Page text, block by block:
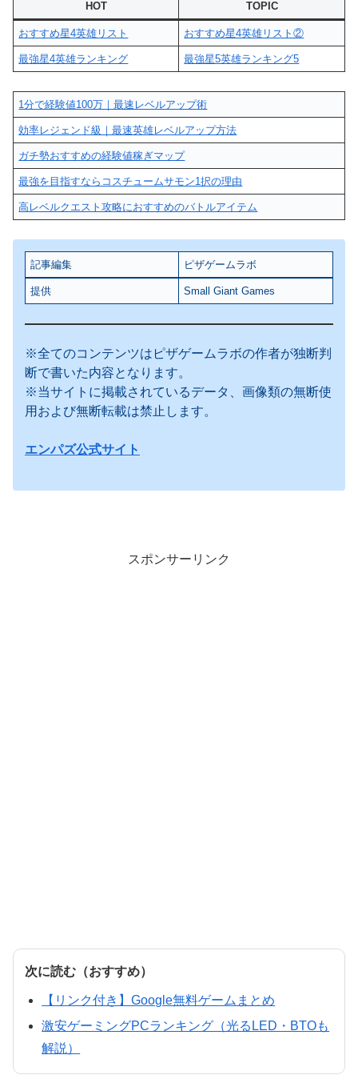
HOT TOPIC
おすすめ星4英雄リスト おすすめ星4英雄リスト②
最強星4英雄ランキング 最強星5英雄ランキング5
1分で経験値100万｜最速レベルアップ術
効率レジェンド級｜最速英雄レベルアップ方法
ガチ勢おすすめの経験値稼ぎマップ
最強を目指すならコスチュームサモン1択の理由
高レベルクエスト攻略におすすめのバトルアイテム
記事編集 ピザゲームラボ
提供 Small Giant Games
※全てのコンテンツはピザゲームラボの作者が独断判
断で書いた内容となります。
※当サイトに掲載されているデータ、画像類の無断使
用および無断転載は禁止します。
エンパズ公式サイト
スポンサーリンク
次に読む（おすすめ）
【リンク付き】Google無料ゲームまとめ
激安ゲーミングPCランキング（光るLED・BTOも
解説）